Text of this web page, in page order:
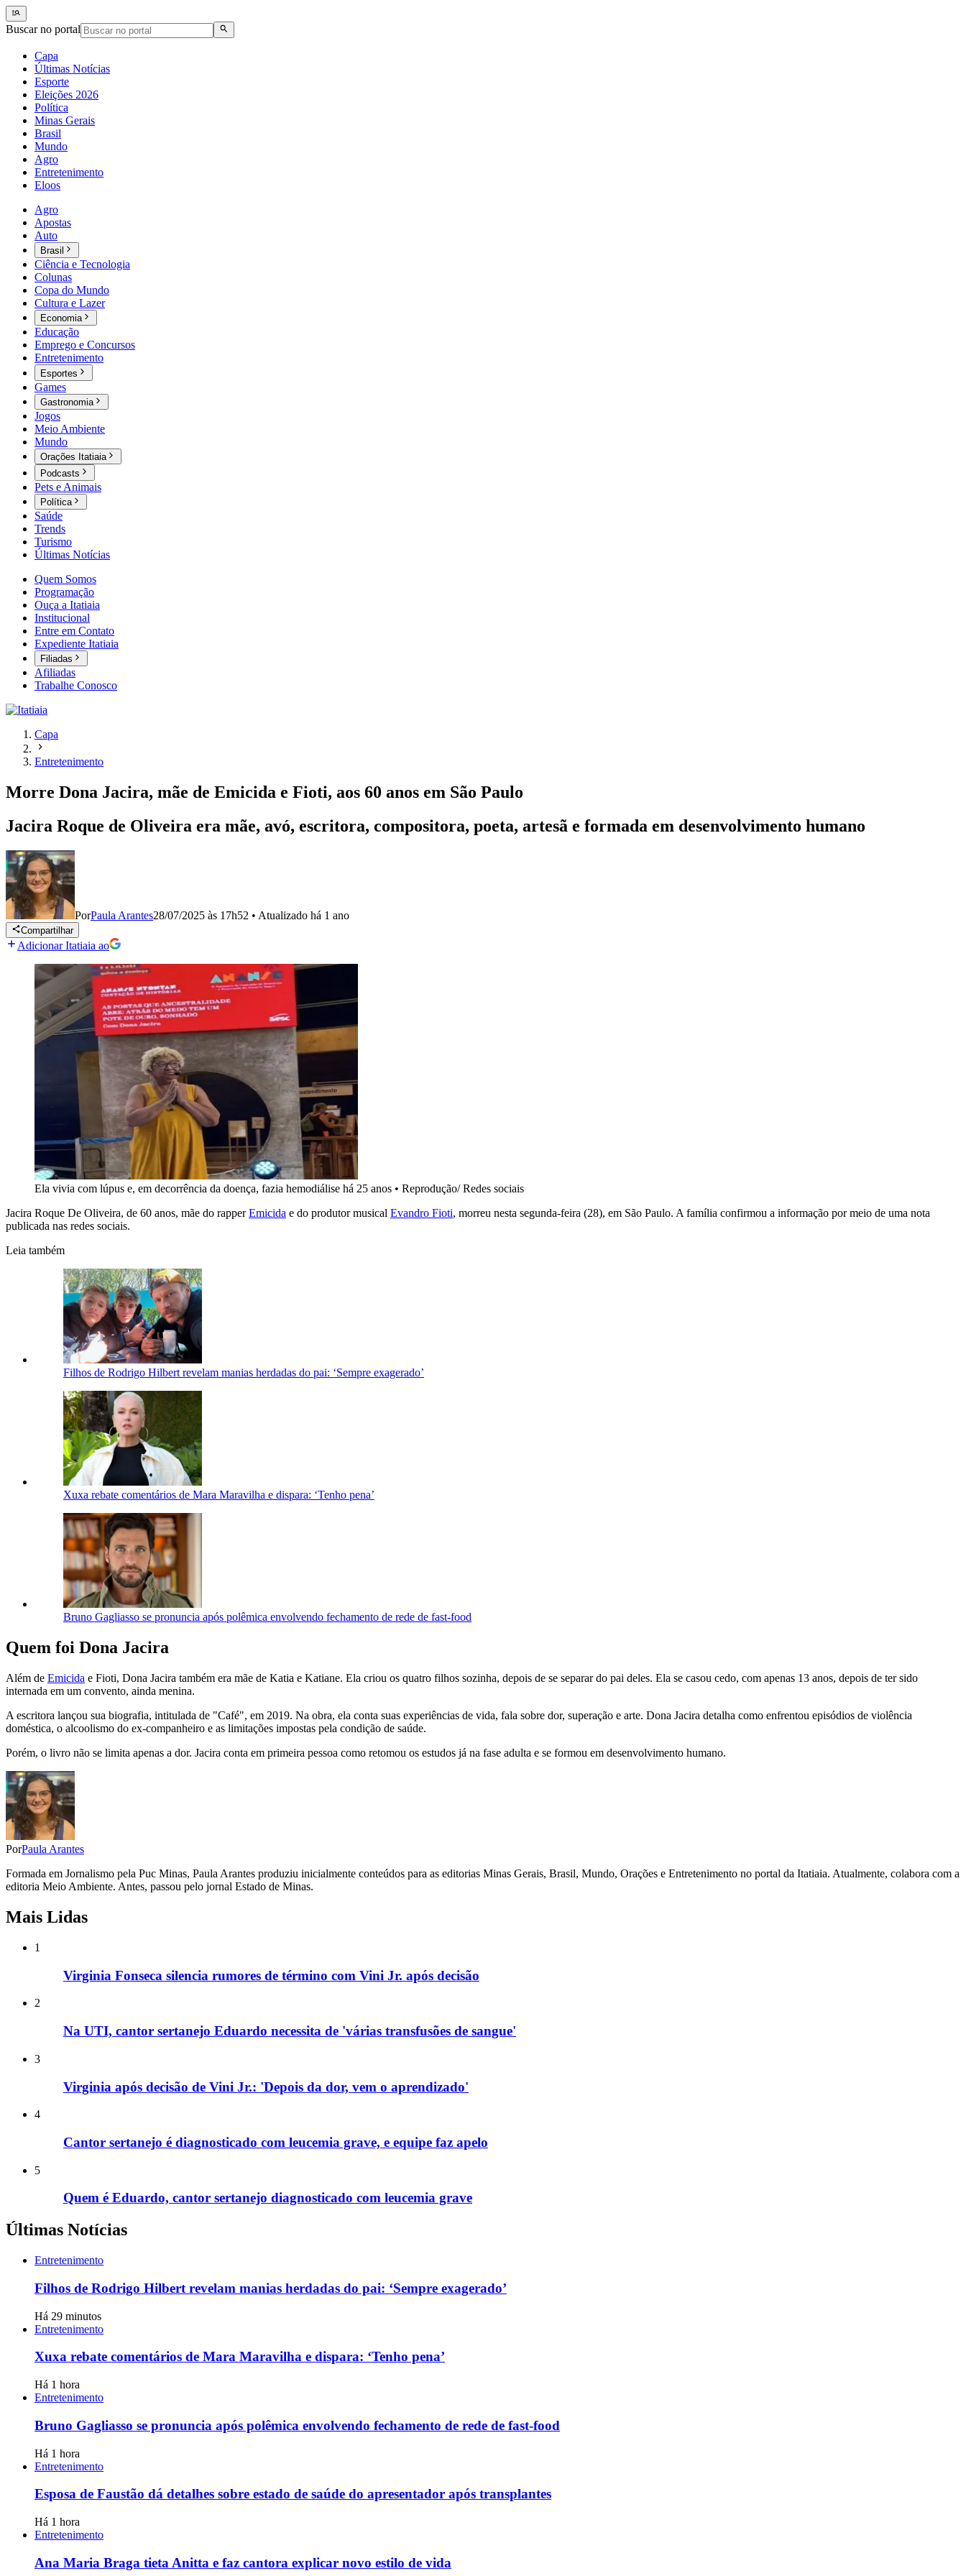
Buscar no portal
Capa
Últimas Notícias
Esporte
Eleições 2026
Política
Minas Gerais
Brasil
Mundo
Agro
Entretenimento
Eloos
Agro
Apostas
Auto
Brasil
Ciência e Tecnologia
Colunas
Copa do Mundo
Cultura e Lazer
Economia
Educação
Emprego e Concursos
Entretenimento
Esportes
Games
Gastronomia
Jogos
Meio Ambiente
Mundo
Orações Itatiaia
Podcasts
Pets e Animais
Política
Saúde
Trends
Turismo
Últimas Notícias
Quem Somos
Programação
Ouça a Itatiaia
Institucional
Entre em Contato
Expediente Itatiaia
Filiadas
Afiliadas
Trabalhe Conosco
Capa
Entretenimento
Morre Dona Jacira, mãe de Emicida e Fioti, aos 60 anos em São Paulo
Jacira Roque de Oliveira era mãe, avó, escritora, compositora, poeta, artesã e formada em desenvolvimento humano
PorPaula Arantes28/07/2025 às 17h52 • Atualizado há 1 ano
Compartilhar
Adicionar Itatiaia ao
Ela vivia com lúpus e, em decorrência da doença, fazia hemodiálise há 25 anos • Reprodução/ Redes sociais
Jacira Roque De Oliveira, de 60 anos, mãe do rapperEmicida e do produtor musical Evandro Fioti, morreu nesta segunda-feira (28), em São Paulo. A família confirmou a informação por meio de uma nota
publicada nas redes sociais.
Leia também
Filhos de Rodrigo Hilbert revelam manias herdadas do pai: ‘Sempre exagerado’
Xuxa rebate comentários de Mara Maravilha e dispara: ‘Tenho pena’
Bruno Gagliasso se pronuncia após polêmica envolvendo fechamento de rede de fast-food
Quem foi Dona Jacira
Além de Emicida e Fioti, Dona Jacira também era mãe de Katia e Katiane. Ela criou os quatro filhos sozinha, depois de se separar do pai deles. Ela se casou cedo, com apenas 13 anos, depois de ter sido
internada em um convento, ainda menina.
A escritora lançou sua biografia, intitulada de "Café", em 2019. Na obra, ela conta suas experiências de vida, fala sobre dor, superação e arte. Dona Jacira detalha como enfrentou episódios de violência
doméstica, o alcoolismo do ex-companheiro e as limitações impostas pela condição de saúde.
Porém, o livro não se limita apenas a dor. Jacira conta em primeira pessoa como retomou os estudos já na fase adulta e se formou em desenvolvimento humano.
PorPaula Arantes
Formada em Jornalismo pela Puc Minas, Paula Arantes produziu inicialmente conteúdos para as editorias Minas Gerais, Brasil, Mundo, Orações e Entretenimento no portal da Itatiaia. Atualmente, colabora com a
editoria Meio Ambiente. Antes, passou pelo jornal Estado de Minas.
Mais Lidas
1
Virginia Fonseca silencia rumores de término com Vini Jr. após decisão
2
Na UTI, cantor sertanejo Eduardo necessita de 'várias transfusões de sangue'
3
Virginia após decisão de Vini Jr.: 'Depois da dor, vem o aprendizado'
4
Cantor sertanejo é diagnosticado com leucemia grave, e equipe faz apelo
5
Quem é Eduardo, cantor sertanejo diagnosticado com leucemia grave
Últimas Notícias
Entretenimento
Filhos de Rodrigo Hilbert revelam manias herdadas do pai: ‘Sempre exagerado’
Há 29 minutos
Entretenimento
Xuxa rebate comentários de Mara Maravilha e dispara: ‘Tenho pena’
Há 1 hora
Entretenimento
Bruno Gagliasso se pronuncia após polêmica envolvendo fechamento de rede de fast-food
Há 1 hora
Entretenimento
Esposa de Faustão dá detalhes sobre estado de saúde do apresentador após transplantes
Há 1 hora
Entretenimento
Ana Maria Braga tieta Anitta e faz cantora explicar novo estilo de vida